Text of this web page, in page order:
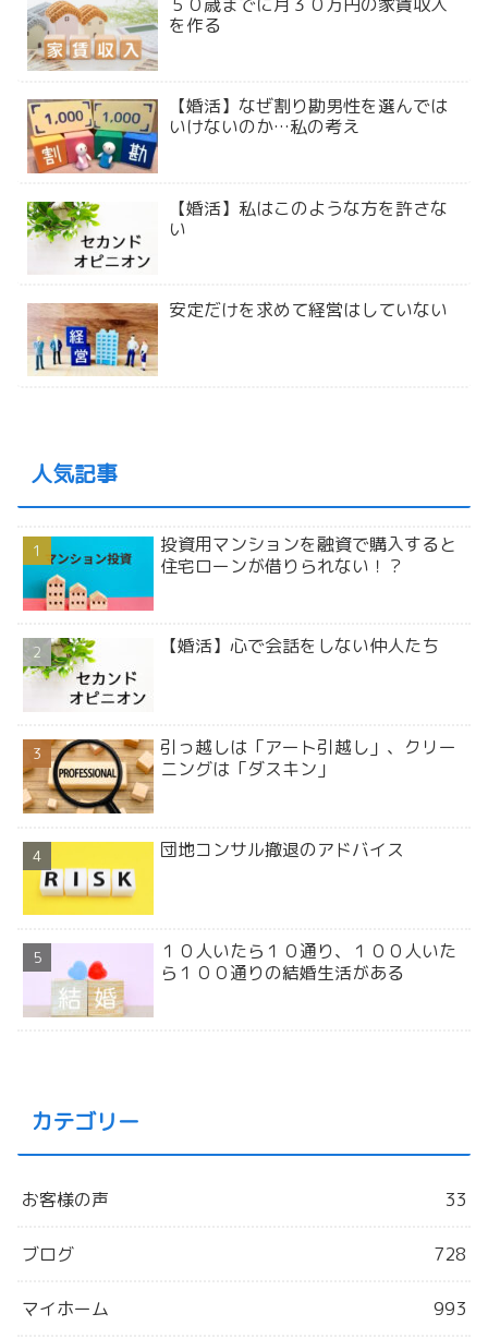
を作る
【婚活】なぜ割り勘男性を選んでは
いけないのか…私の考え
【婚活】私はこのような方を許さな
い
安定だけを求めて経営はしていない
人気記事
投資用マンションを融資で購入すると
住宅ローンが借りられない！？
【婚活】心で会話をしない仲人たち
引っ越しは「アート引越し」、クリー
ニングは「ダスキン」
団地コンサル撤退のアドバイス
１０人いたら１０通り、１００人いた
ら１００通りの結婚生活がある
カテゴリー
お客様の声 33
ブログ 728
マイホーム 993